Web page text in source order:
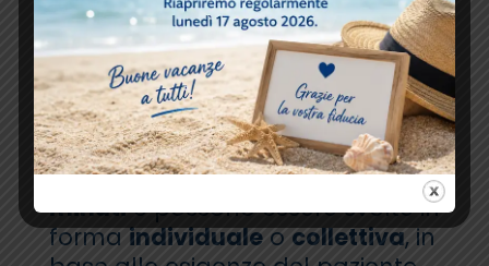
Come si Svolge una
Seduta
Le sedute di idrokinesiterapia
pressoBlumedicadurano50
minutie possono essere svolte in
formaindividualeocollettiva, in